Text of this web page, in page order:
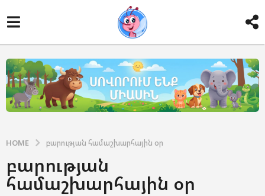
HOME բարության համաշխարհային օր
բարության
համաշխարհային օր